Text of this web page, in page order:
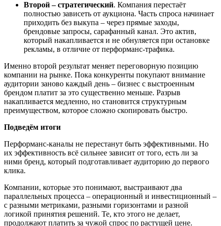
Второй – стратегический. Компания перестаёт
полностью зависеть от аукциона. Часть спроса начинает
приходить без выкупа – через прямые заходы,
брендовые запросы, сарафанный канал. Это актив,
который накапливается и не обнуляется при остановке
рекламы, в отличие от перформанс-трафика.
Именно второй результат меняет переговорную позицию
компании на рынке. Пока конкуренты покупают внимание
аудитории заново каждый день – бизнес с выстроенным
брендом платит за это существенно меньше. Разрыв
накапливается медленно, но становится структурным
преимуществом, которое сложно скопировать быстро.
Подведём итоги
Перформанс-каналы не перестанут быть эффективными. Но
их эффективность всё сильнее зависит от того, есть ли за
ними бренд, который подготавливает аудиторию до первого
клика.
Компании, которые это понимают, выстраивают два
параллельных процесса – операционный и инвестиционный –
с разными метриками, разными горизонтами и разной
логикой принятия решений. Те, кто этого не делает,
продолжают платить за чужой спрос по растущей цене.